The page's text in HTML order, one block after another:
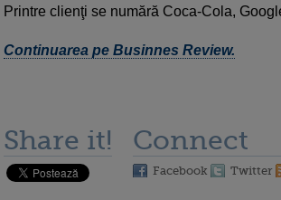
Printre clienţi se numără Coca-Cola,
Continuarea pe Businnes Review.
Share it! Connect
Facebook Twitter